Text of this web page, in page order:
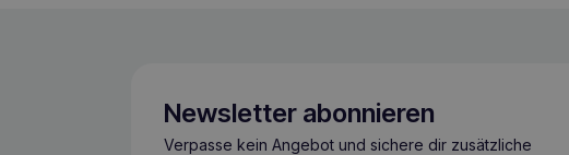
Newsletter abonnieren
Verpasse kein Angebot und sichere dir zusätzliche